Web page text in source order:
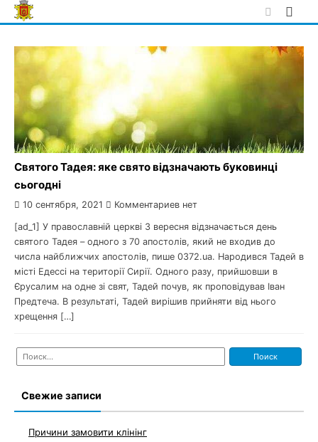
Skip
to
Святого Тадея: яке свято відзначають буковинці
сьогодні
10 сентября, 2021 Комментариев нет
[ad_1] У православній церкві 3 вересня відзначається день
святого Тадея – одного з 70 апостолів, який не входив до
числа найближчих апостолів, пише 0372.ua. Народився Тадей в
місті Едессі на території Сирії. Одного разу, прийшовши в
Єрусалим на одне зі свят, Тадей почув, як проповідував Іван
Предтеча. В результаті, Тадей вирішив прийняти від нього
хрещення […]
Найти:
Свежие записи
Причини замовити клінінг